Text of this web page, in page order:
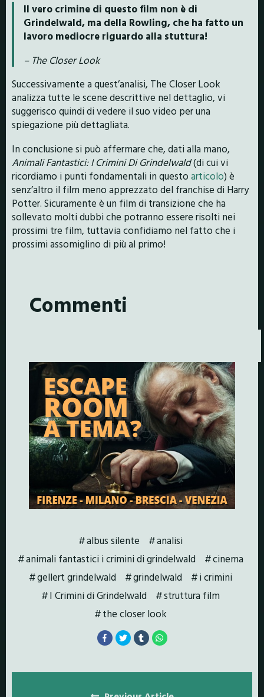
Il vero crimine di questo film non è di
Grindelwald, ma della Rowling, che ha fatto un
lavoro mediocre riguardo alla stuttura!
– The Closer Look
Successivamente a quest’analisi, The Closer Look
analizza tutte le scene descrittive nel dettaglio, vi
suggerisco quindi di vedere il suo video per una
spiegazione più dettagliata.
In conclusione si può affermare che, dati alla mano,
Animali Fantastici: I Crimini Di Grindelwald(di cui vi
ricordiamo i punti fondamentali in questo articolo) è
senz’altro il film meno apprezzato del franchise di Harry
Potter. Sicuramente è un film di transizione che ha
sollevato molti dubbi che potranno essere risolti nei
prossimi tre film, tuttavia confidiamo nel fatto che i
prossimi assomiglino di più al primo!
Commenti
albus silente
analisi
animali fantastici i crimini di grindelwald
cinema
gellert grindelwald
grindelwald
i crimini
I Crimini di Grindelwald
struttura film
the closer look